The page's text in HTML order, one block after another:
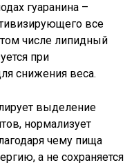
гуаранина –
все
числе липидный
при
снижения веса.
выделение
нормализует
чему пища
а не сохраняется